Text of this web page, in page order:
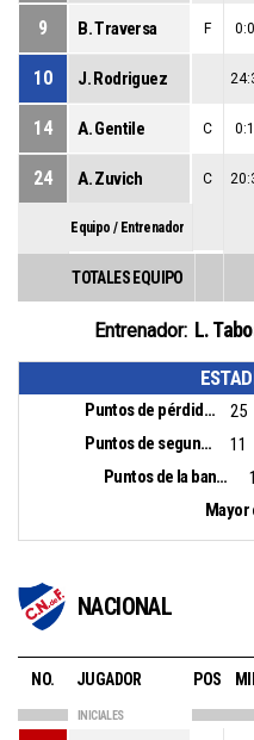
9 B. Traversa F
10 J. Rodriguez
14 A. Gentile C
24 A. Zuvich C
Equipo / Entrenador
TOTALES EQUIPO
Entrenador: L.
Puntos de pérdidas: 25
Puntos de segunda oportunidad:
11
Puntos de la banca:
NACIONAL
NO. JUGADOR POS
INICIALES